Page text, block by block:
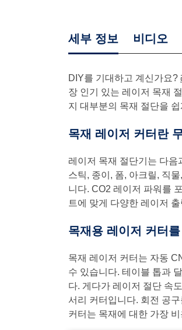
세부 정보 비디오
DIY를 기대하고 계신가요?
장 인기 있는 레이저 목재
지 대부분의 목재 절단을
목재 레이저 커터란
레이저 목재 절단기는 다음
스틱, 종이, 폼, 아크릴, 직
니다. CO2 레이저 파워를
트에 맞게 다양한 레이저
목재용 레이저 커터
목재 레이저 커터는 자동
수 있습니다. 테이블 톱과
다. 게다가 레이저 절단 속
서리 커터입니다. 회전 공
커터는 목재에 대한 가장